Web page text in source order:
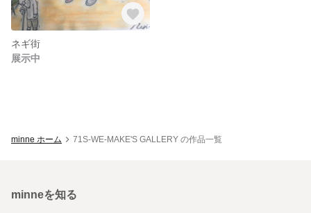
ネギ街
展示中
minne ホーム 71S-WE-MAKE'S GALLERY の作品一覧
minneを知る